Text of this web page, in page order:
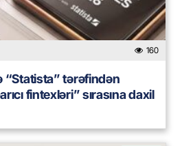
160
“Statista” tərəfindən
fintexləri” sırasına daxil